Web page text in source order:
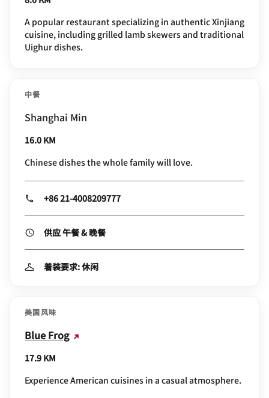
A popular restaurant specializing in authentic Xinjiang
cuisine, including grilled lamb skewers and traditional
Uighur dishes.
中餐
Shanghai Min
16.0 KM
Chinese dishes the whole family will love.
+86 21-4008209777
供应 午餐 & 晚餐
着装要求: 休闲
美国风味
Blue Frog
17.9 KM
Experience American cuisines in a casual atmosphere.